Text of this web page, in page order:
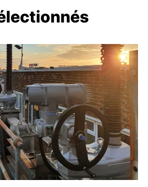
services
services